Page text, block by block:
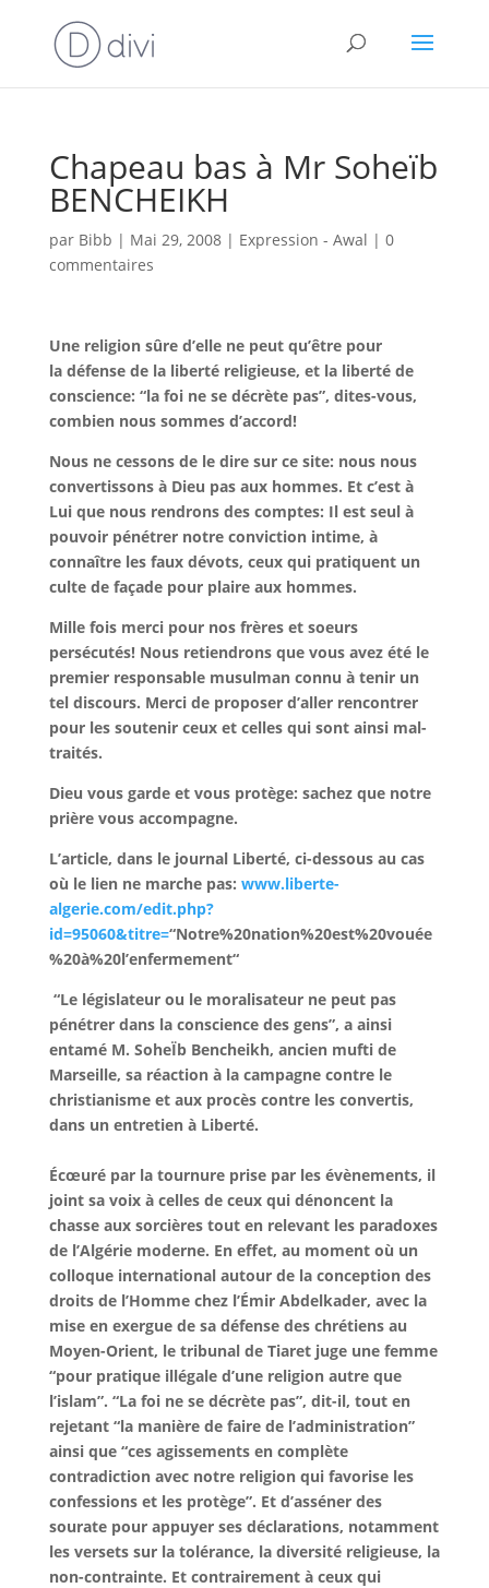
Chapeau bas à Mr Soheïb
BENCHEIKH
par Bibb | Mai 29, 2008| Expression - Awal | 0
commentaires
Une religion sûre d’elle ne peut qu’être pour
la défense de la liberté religieuse, et la liberté de
conscience: “la foi ne se décrète pas”, dites-vous,
combien nous sommes d’accord!
Nous ne cessons de le dire sur ce site: nous nous
convertissons à Dieu pas aux hommes. Et c’est à
Lui que nous rendrons des comptes: Il est seul à
pouvoir pénétrer notre conviction intime, à
connaître les faux dévots, ceux qui pratiquent un
culte de façade pour plaire aux hommes.
Mille fois merci pour nos frères et soeurs
persécutés! Nous retiendrons que vous avez été le
premier responsable musulman connu à tenir un
tel discours. Merci de proposer d’aller rencontrer
pour les soutenir ceux et celles qui sont ainsi mal-
traités.
Dieu vous garde et vous protège: sachez que notre
prière vous accompagne.
L’article, dans le journal Liberté, ci-dessous au cas
où le lien ne marche pas: www.liberte-
algerie.com/edit.php?
id=95060&titre=“Notre%20nation%20est%20vouée
%20à%20l’enfermement“
“Le législateur ou le moralisateur ne peut pas
pénétrer dans la conscience des gens”, a ainsi
entamé M. SoheÏb Bencheikh, ancien mufti de
Marseille, sa réaction à la campagne contre le
christianisme et aux procès contre les convertis,
dans un entretien à Liberté.
Écœuré par la tournure prise par les évènements, il
joint sa voix à celles de ceux qui dénoncent la
chasse aux sorcières tout en relevant les paradoxes
de l’Algérie moderne. En effet, au moment où un
colloque international autour de la conception des
droits de l’Homme chez l’Émir Abdelkader, avec la
mise en exergue de sa défense des chrétiens au
Moyen-Orient, le tribunal de Tiaret juge une femme
“pour pratique illégale d’une religion autre que
l’islam”. “La foi ne se décrète pas”, dit-il, tout en
rejetant “la manière de faire de l’administration”
ainsi que “ces agissements en complète
contradiction avec notre religion qui favorise les
confessions et les protège”. Et d’asséner des
sourate pour appuyer ses déclarations, notamment
les versets sur la tolérance, la diversité religieuse, la
non-contrainte. Et contrairement à ceux qui